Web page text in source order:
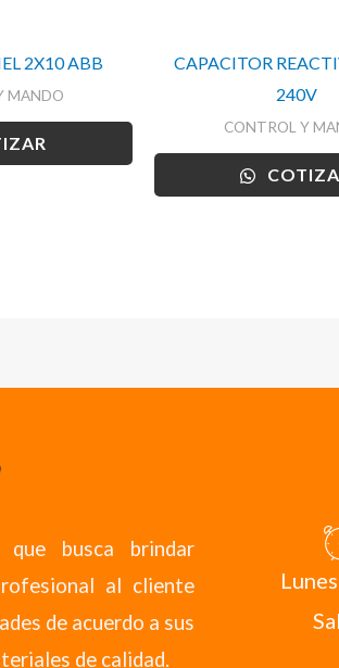
2X10 ABB
MANDO
CAPACITOR
240V
CONTROL Y
que busca brindar
al cliente
de acuerdo a sus
de calidad.